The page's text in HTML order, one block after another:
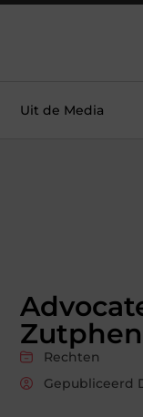
Uit de Media
Zutphen
Rechten
Gepubliceerd